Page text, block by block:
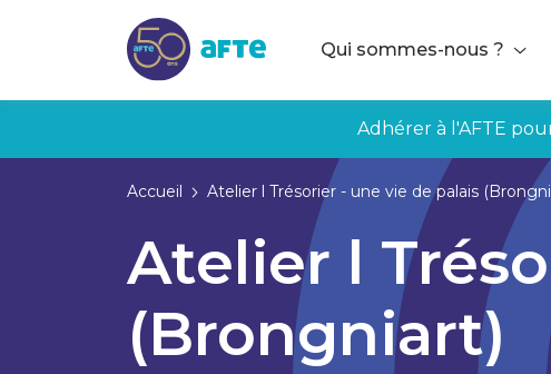
Qui sommes-nous ?
Adhérer à l'AFTE
Accueil Atelier l Trésorier - une vie de palais
Atelier l
(Brongniart)